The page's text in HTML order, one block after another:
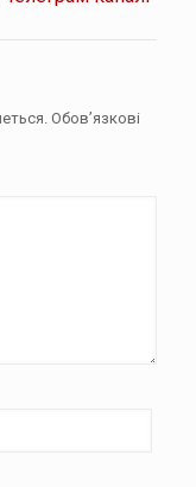
Обов’язкові